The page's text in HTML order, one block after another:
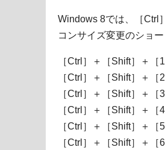
Windows 8では、［Ctrl
コンサイズ変更のショ
［Ctrl］＋［Shift］＋［
［Ctrl］＋［Shift］＋［
［Ctrl］＋［Shift］＋［
［Ctrl］＋［Shift］＋［
［Ctrl］＋［Shift］＋［
［Ctrl］＋［Shift］＋［